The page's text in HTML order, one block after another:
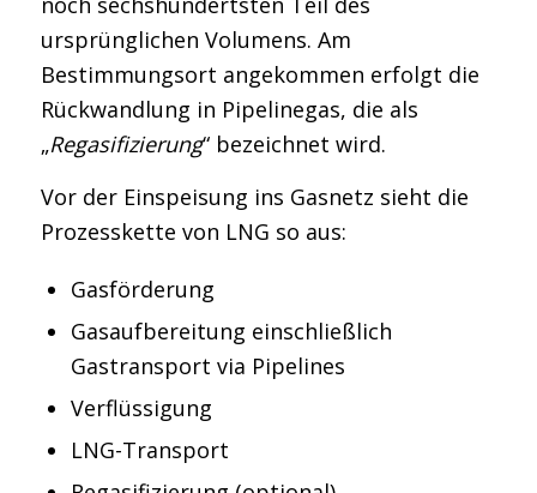
ursprünglichen Volumens. Am
Bestimmungsort angekommen erfolgt die
Rückwandlung in Pipelinegas, die als
„Regasifizierung“ bezeichnet wird.
Vor der Einspeisung ins Gasnetz sieht die
Prozesskette von LNG so aus:
Gasförderung
Gasaufbereitung einschließlich
Gastransport via Pipelines
Verflüssigung
LNG-Transport